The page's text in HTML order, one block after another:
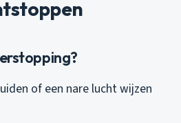
of een nare lucht wijzen